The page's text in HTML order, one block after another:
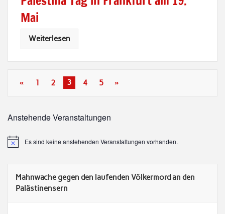
Mai
Weiterlesen
« 1 2 3 4 5 »
Anstehende Veranstaltungen
Es sind keine anstehenden Veranstaltungen vorhanden.
Mahnwache gegen den laufenden Völkermord an den
Palästinensern